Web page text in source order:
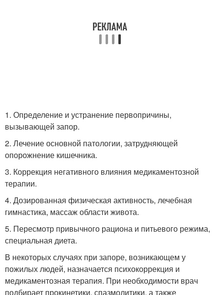
1. Определение и устранение первопричины,
вызывающей запор.
2. Лечение основной патологии, затрудняющей
опорожнение кишечника.
3. Коррекция негативного влияния медикаментозной
терапии.
4. Дозированная физическая активность, лечебная
гимнастика, массаж области живота.
5. Пересмотр привычного рациона и питьевого режима,
специальная диета.
В некоторых случаях при запоре, возникающем у
пожилых людей, назначается психокоррекция и
медикаментозная терапия. При необходимости врач
подбирает прокинетики, спазмолитики, а также